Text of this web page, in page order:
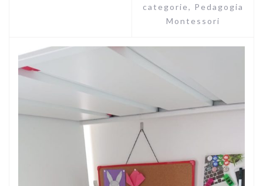
categorie, Pedagogia
Montessori